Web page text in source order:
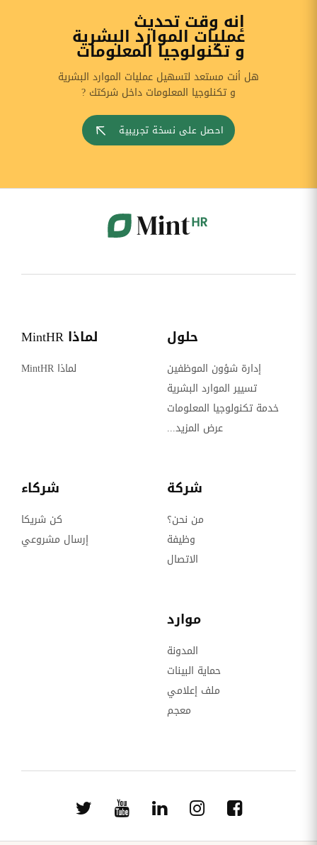
إنه وقت تحديث
عمليات الموارد البشرية
و تكنولوجيا المعلومات
هل أنت مستعد لتسهيل عمليات الموارد البشرية
و تكنلوجيا المعلومات داخل شركتك ?
احصل على نسخة تجريبية
حلول
إدارة شؤون الموظفين
تسيير الموارد البشرية
خدمة تكنولوجيا المعلومات
عرض المزيد...
لماذا MintHR
لماذا MintHR
شركة
من نحن؟
وظيفة
الاتصال
شركاء
كن شريكا
إرسال مشروعي
موارد
المدونة
حماية البينات
ملف إعلامي
معجم